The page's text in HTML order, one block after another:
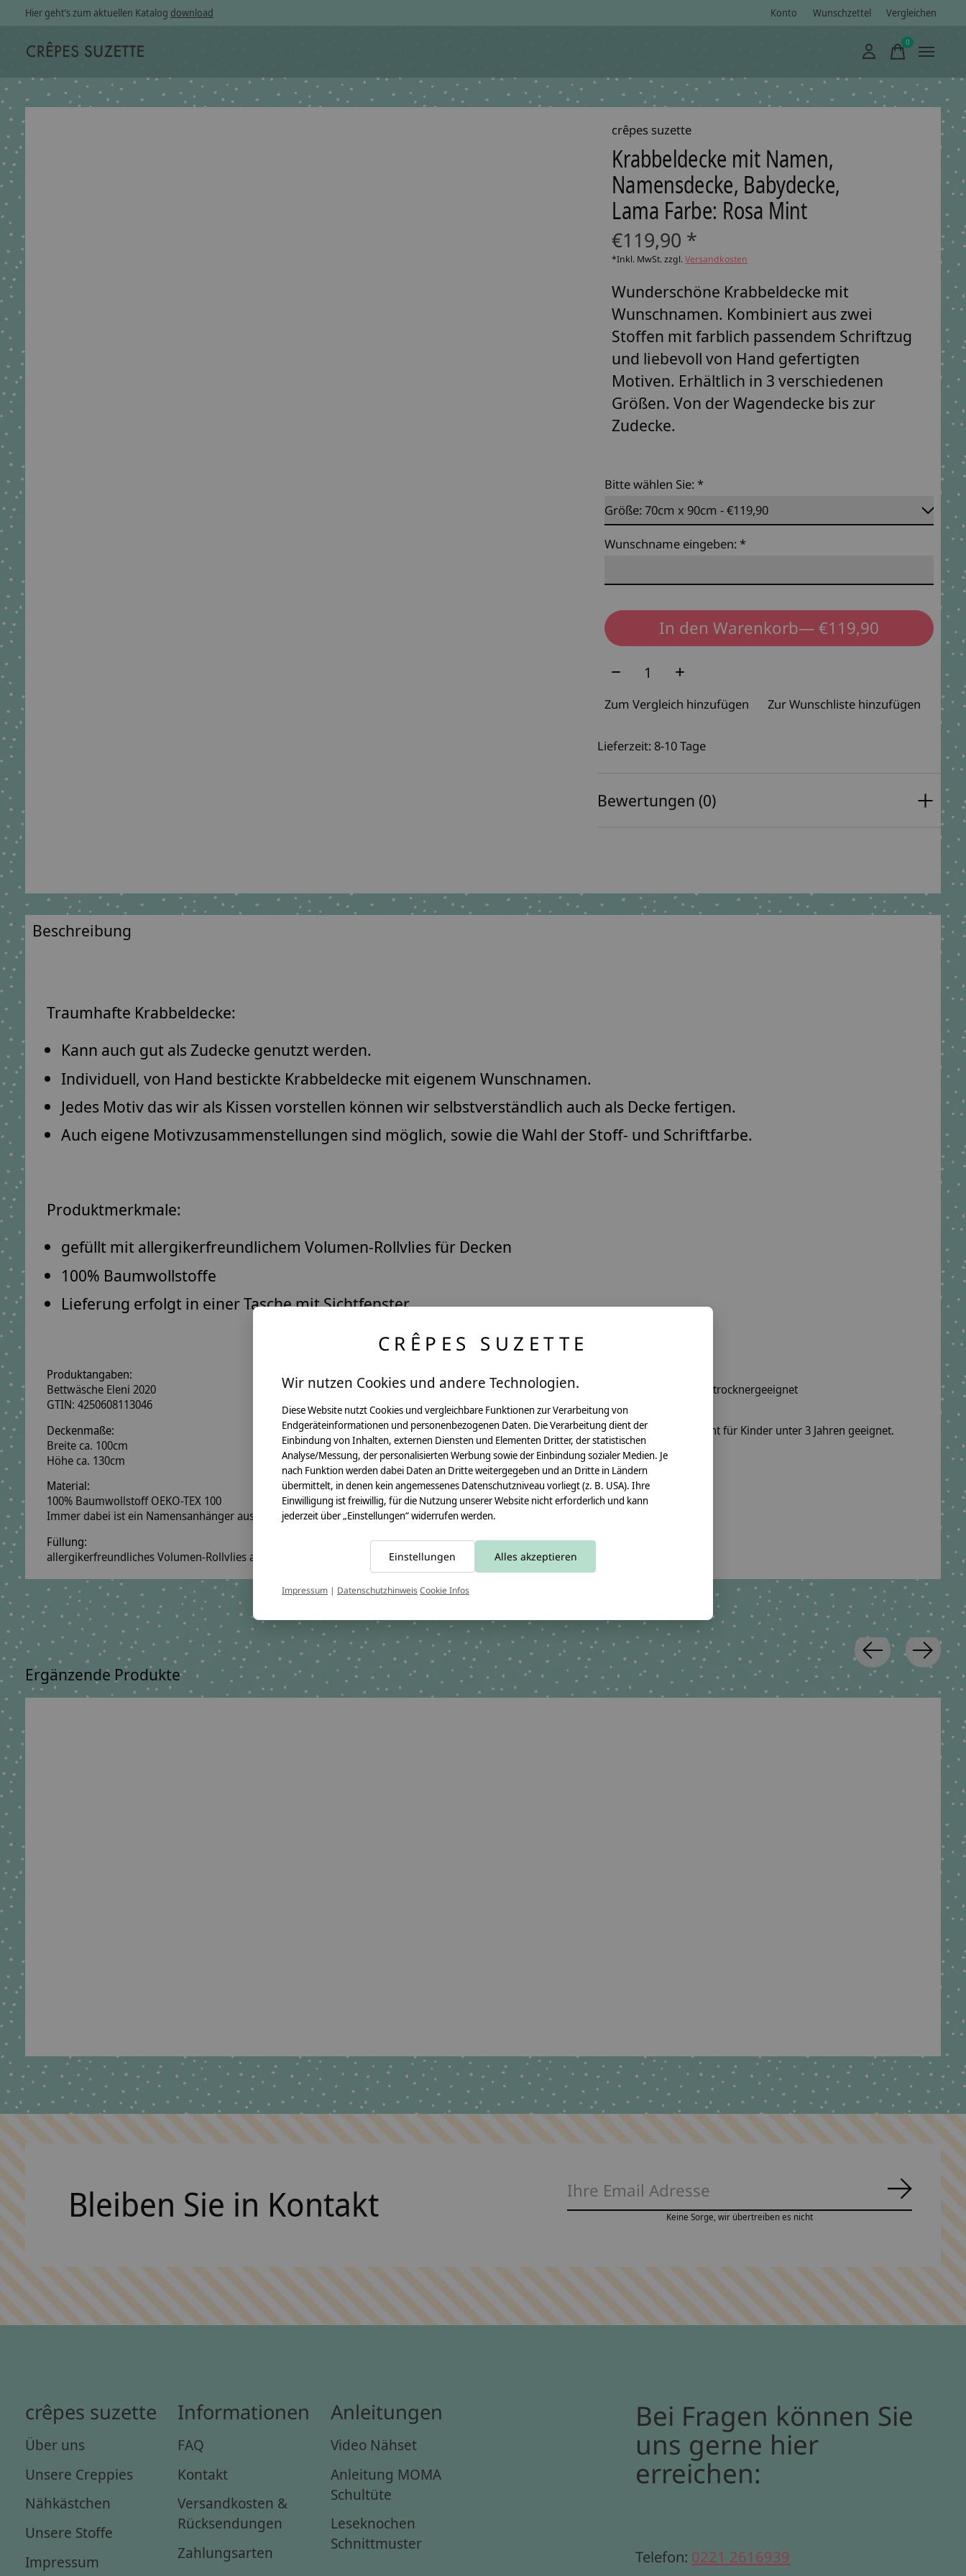
Hier geht’s zum aktuellen Katalog download Konto Wunschzettel Vergleichen
0items
crêpes suzette
Krabbeldecke mit Namen,
Namensdecke, Babydecke,
Lama Farbe: Rosa Mint
€119,90 *
*Inkl. MwSt. zzgl.Versandkosten
Wunderschöne Krabbeldecke mit
Wunschnamen. Kombiniert aus zwei
Stoffen mit farblich passendem Schriftzug
und liebevoll von Hand gefertigten
Motiven. Erhältlich in 3 verschiedenen
Größen. Von der Wagendecke bis zur
Zudecke.
Bitte wählen Sie:*
Wunschname eingeben:*
In den Warenkorb
— €119,90
Menge:
Zum Vergleich hinzufügen Zur Wunschliste hinzufügen
Lieferzeit: 8-10 Tage
Bewertungen (0)
Beschreibung
Traumhafte Krabbeldecke:
Kann auch gut als Zudecke genutzt werden.
Individuell, von Hand bestickte Krabbeldecke mit eigenem Wunschnamen.
Jedes Motiv das wir als Kissen vorstellen können wir selbstverständlich auch als Decke fertigen.
Auch eigene Motivzusammenstellungen sind möglich, sowie die Wahl der Stoff- und Schriftfarbe.
Produktmerkmale:
gefüllt mit allergikerfreundlichem Volumen-Rollvlies für Decken
100% Baumwollstoffe
Lieferung erfolgt in einer Tasche mit Sichtfenster
Produktangaben:
Bettwäsche Eleni 2020
GTIN: 4250608113046
Deckenmaße:
Breite ca. 100cm
Höhe ca. 130cm
Material:
100% Baumwollstoff OEKO-TEX 100
Immer dabei ist ein Namensanhänger aus Holzwürfeln
Füllung:
allergikerfreundliches Volumen-Rollvlies aus Polyesterfasern OEKO-TEX 100
Pflegehinweis:
Waschbar bei 30°C Schonwäsche, nicht trocknergeeignet
Sicherheitshinweise:
Die angehangenen Holzwürfel sind nicht für Kinder unter 3 Jahren geeignet.
Angaben zum Hersteller:
crêpes suzette GmbH & Co. KG
Sülzburgstraße 108
50937 Köln
Ergänzende Produkte
Bleiben Sie in Kontakt Keine Sorge, wir übertreiben es nicht
crêpes suzette
Über uns
Unsere Creppies
Nähkästchen
Unsere Stoffe
Impressum
Informationen
FAQ
Kontakt
Versandkosten &
Rücksendungen
Zahlungsarten
Anleitungen
Video Nähset
Anleitung MOMA
Schultüte
Leseknochen
Schnittmuster
Bei Fragen können Sie
uns gerne hier
erreichen:
Telefon: 0221 2616939
CRÊPES SUZETTE
Wir nutzen Cookies und andere Technologien.
Diese Website nutzt Cookies und vergleichbare Funktionen zur Verarbeitung von
Endgeräteinformationen und personenbezogenen Daten. Die Verarbeitung dient der
Einbindung von Inhalten, externen Diensten und Elementen Dritter, der statistischen
Analyse/Messung, der personalisierten Werbung sowie der Einbindung sozialer Medien. Je
nach Funktion werden dabei Daten an Dritte weitergegeben und an Dritte in Ländern
übermittelt, in denen kein angemessenes Datenschutzniveau vorliegt (z. B. USA). Ihre
Einwilligung ist freiwillig, für die Nutzung unserer Website nicht erforderlich und kann
jederzeit über „Einstellungen“ widerrufen werden.
Einstellungen Alles akzeptieren
Impressum | DatenschutzhinweisCookie Infos